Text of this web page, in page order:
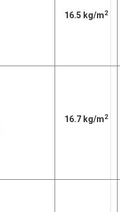
16.5 kg/m2
16.7 kg/m2